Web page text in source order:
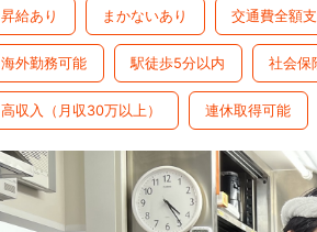
昇給あり まかないあり 交通費全額
海外勤務可能 駅徒歩5分以内 社会保
高収入（月収30万以上） 連休取得可能